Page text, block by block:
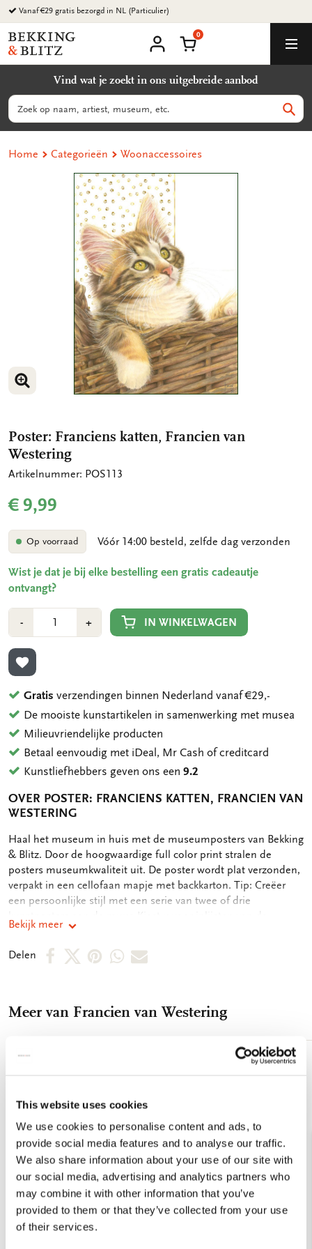
This website uses cookies
We use cookies to personalise content and ads, to
provide social media features and to analyse our traffic.
We also share information about your use of our site with
our social media, advertising and analytics partners who
may combine it with other information that you’ve
provided to them or that they’ve collected from your use
of their services.
Ga
naar
content
Vanaf €29 gratis bezorgd in NL (Particulier)
Bekking
&
B.V.
account
Winkelmand
0
Vind wat je zoekt in ons uitgebreide aanbod
Zoeken
Home Categorieën Woonaccessoires
VERGROOT AFBEELDING
Poster: Franciens katten, Francien van
Westering
Artikelnummer: POS113
€ 9,99
Op voorraad Vóór 14:00 besteld, zelfde dag verzonden
Wist je dat je bij elke bestelling een gratis cadeautje
ontvangt?
-Min
1
+Plus
1
IN WINKELWAGEN
TOEVOEGEN AAN VERLANGLIJST
Gratis verzendingen binnen Nederland vanaf €29,-
De mooiste kunstartikelen in samenwerking met musea
Milieuvriendelijke producten
Betaal eenvoudig met iDeal, Mr Cash of creditcard
Kunstliefhebbers geven ons een9.2
OVER POSTER: FRANCIENS KATTEN, FRANCIEN VAN
WESTERING
OMSCHRIJVING
Haal het museum in huis met de museumposters van Bekking
& Blitz. Door de hoogwaardige full color print stralen de
posters museumkwaliteit uit. De poster wordt plat verzonden,
verpakt in een cellofaan mapje met backkarton. Tip: Creëer
een persoonlijke stijl met een serie van twee of drie
posters, neem dan lijsten in dezelfde kleur om eenheid te
bewaren. Afmeting 30 x 40 cm 250 grms papier Mat-
gelamineerd
Bekijk meer
Delen
DeelDeelDeelDeelDeel
mail
Meer van Francien van Westering